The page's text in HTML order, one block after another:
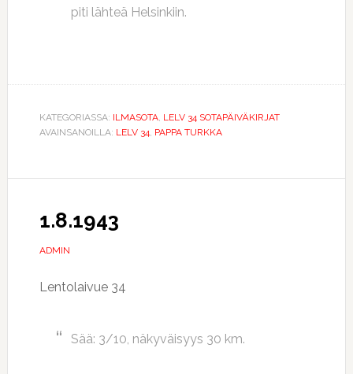
piti lähteä Helsinkiin.
KATEGORIASSA: ILMASOTA, LELV 34 SOTAPÄIVÄKIRJAT
AVAINSANOILLA: LELV 34, PAPPA TURKKA
1.8.1943
ADMIN
Lentolaivue 34
Sää: 3/10, näkyväisyys 30 km.